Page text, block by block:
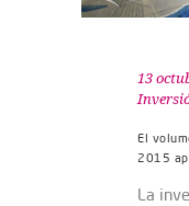
13
El
2015
La